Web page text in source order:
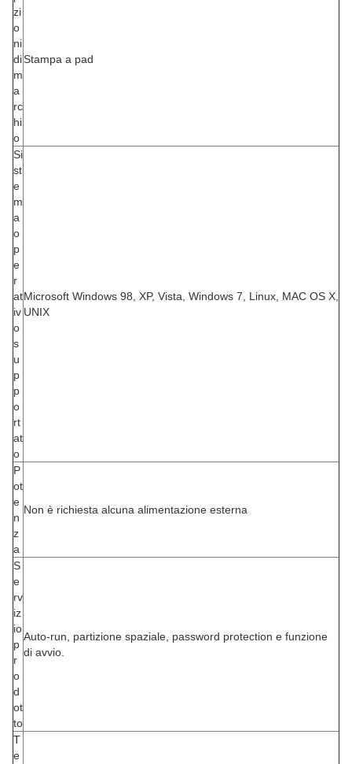
zi
o
ni
di
m
a
rc
hi
o
Stampa a pad
Si
st
e
m
a
o
p
e
r
at
iv
o
s
u
p
p
o
rt
at
o
Microsoft Windows 98, XP, Vista, Windows 7, Linux, MAC OS X,
UNIX
P
ot
e
n
z
a
Non è richiesta alcuna alimentazione esterna
S
e
rv
iz
io
p
r
o
d
ot
to
Auto-run, partizione spaziale, password protection e funzione
di avvio.
T
e